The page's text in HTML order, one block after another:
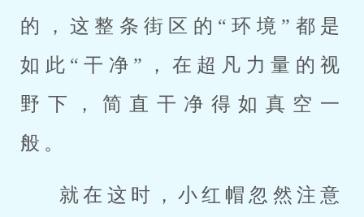
的，这整条街区的“环境”都是
如此“干净”，在超凡力量的视
野下，简直干净得如真空一
般。
就在这时，小红帽忽然注意